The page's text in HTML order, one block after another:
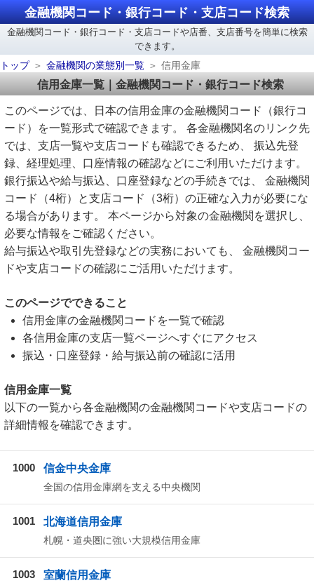
金融機関コード・銀行コード・支店コード検索
金融機関コード・銀行コード・支店コードや店番、支店番号を簡単に検索
できます。
トップ
金融機関の業態別一覧 信用金庫
信用金庫一覧｜金融機関コード・銀行コード検索
このページでは、日本の信用金庫の金融機関コード（銀行コ
ード）を一覧形式で確認できます。 各金融機関名のリンク先
では、支店一覧や支店コードも確認できるため、 振込先登
録、経理処理、口座情報の確認などにご利用いただけます。
銀行振込や給与振込、口座登録などの手続きでは、 金融機関
コード（4桁）と支店コード（3桁）の正確な入力が必要にな
る場合があります。 本ページから対象の金融機関を選択し、
必要な情報をご確認ください。
給与振込や取引先登録などの実務においても、 金融機関コー
ドや支店コードの確認にご活用いただけます。
このページでできること
信用金庫の金融機関コードを一覧で確認
各信用金庫の支店一覧ページへすぐにアクセス
振込・口座登録・給与振込前の確認に活用
信用金庫一覧
以下の一覧から各金融機関の金融機関コードや支店コードの
詳細情報を確認できます。
1000 信金中央金庫
全国の信用金庫網を支える中央機関
1001 北海道信用金庫
札幌・道央圏に強い大規模信用金庫
1003 室蘭信用金庫